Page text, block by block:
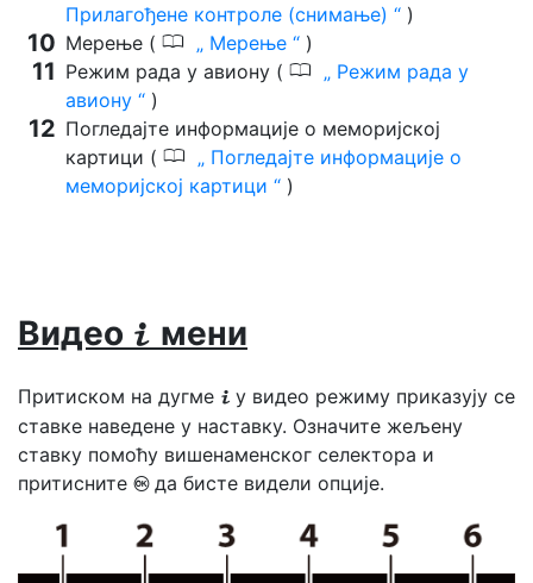
Прилагођене контроле (снимање)
)
Мерење ( 0 Мерење
)
Режим рада у авиону ( 0
Режим рада у
авиону
)
Погледајте информације о меморијској
картици ( 0
Погледајте информације о
меморијској картици
)
Видео i мени
Притиском на дугме i у видео режиму приказују се
ставке наведене у наставку. Означите жељену
ставку помоћу вишенаменског селектора и
притисните J да бисте видели опције.